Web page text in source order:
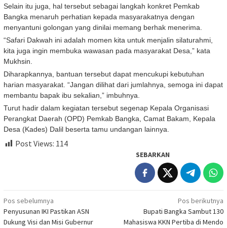
Selain itu juga, hal tersebut sebagai langkah konkret Pemkab
Bangka menaruh perhatian kepada masyarakatnya dengan
menyantuni golongan yang dinilai memang berhak menerima.
“Safari Dakwah ini adalah momen kita untuk menjalin silaturahmi,
kita juga ingin membuka wawasan pada masyarakat Desa,” kata
Mukhsin.
Diharapkannya, bantuan tersebut dapat mencukupi kebutuhan
harian masyarakat. “Jangan dilihat dari jumlahnya, semoga ini dapat
membantu bapak ibu sekalian,” imbuhnya.
Turut hadir dalam kegiatan tersebut segenap Kepala Organisasi
Perangkat Daerah (OPD) Pemkab Bangka, Camat Bakam, Kepala
Desa (Kades) Dalil beserta tamu undangan lainnya.
Post Views: 114
SEBARKAN
Navigasi
pos
Pos sebelumnya
Penyusunan IKI Pastikan ASN
Dukung Visi dan Misi Gubernur
Pos berikutnya
Bupati Bangka Sambut 130
Mahasiswa KKN Pertiba di Mendo